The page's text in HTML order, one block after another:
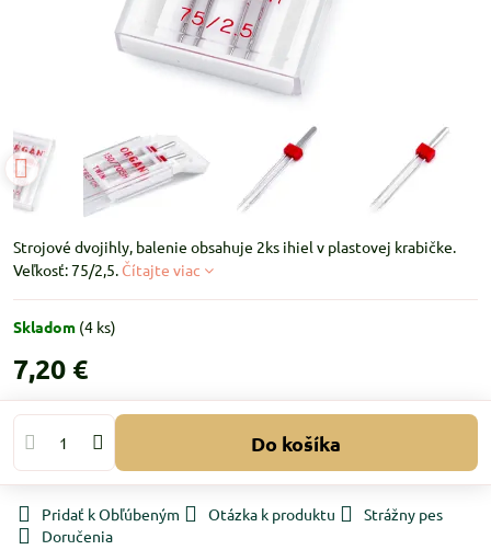
Strojové dvojihly, balenie obsahuje 2ks ihiel v plastovej krabičke.
Veľkosť: 75/2,5. Čítajte viac
Skladom (4 ks)
7,20 €
Do košíka
Pridať k Obľúbeným Otázka k produktu
Strážny pes
Doručenia